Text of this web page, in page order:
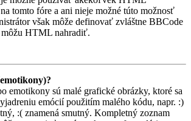
tomto fóre a ani nieje možné túto možnosť
však môže definovať zvláštne BBCode
môžu HTML nahradiť.
emotikony sú malé grafické obrázky, ktoré sa
emócií použitím malého kódu, napr. :)
:( znamená smutný. Kompletný zoznam